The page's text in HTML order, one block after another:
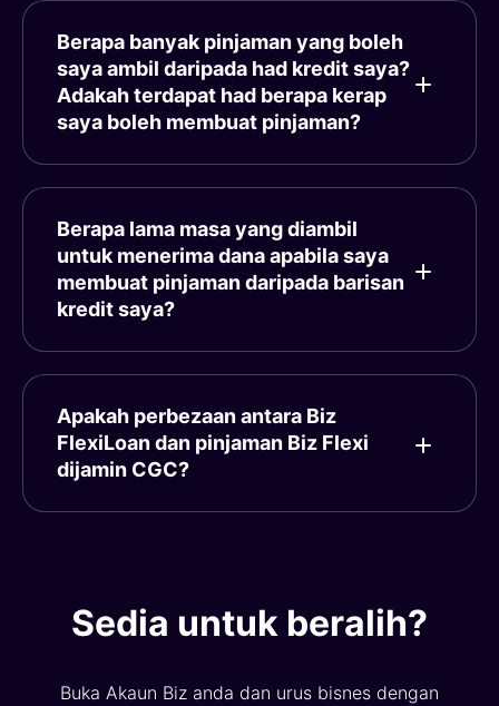
Berapa banyak pinjaman yang boleh
saya ambil daripada had kredit saya?
Adakah terdapat had berapa kerap
saya boleh membuat pinjaman?
Berapa lama masa yang diambil
untuk menerima dana apabila saya
membuat pinjaman daripada barisan
kredit saya?
Apakah perbezaan antara Biz
FlexiLoan dan pinjaman Biz Flexi
dijamin CGC?
Sedia untuk beralih?
Buka Akaun Biz anda dan urus bisnes dengan